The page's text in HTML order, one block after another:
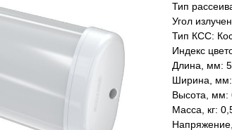
Тип
Угол
Тип КСС:
Индекс
Длина, мм:
Ширина,
Высота, мм:
Масса, кг: